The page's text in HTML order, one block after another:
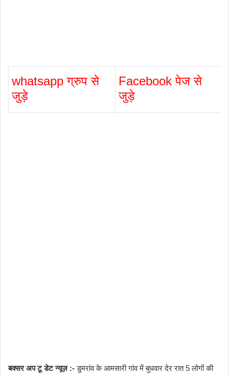
whatsapp ग्रुप से
जुड़े
Facebook पेज से
जुड़े
बक्सर अप टू डेट न्यूज़ :-डुमरांव के आमसारी गांव में बुधवार देर रात 5 लोगों की